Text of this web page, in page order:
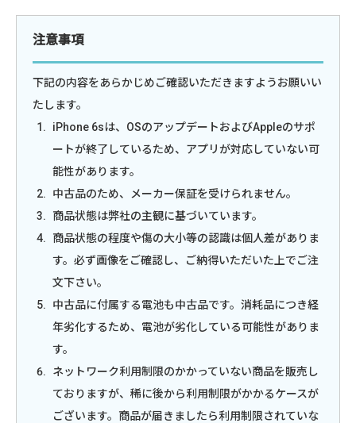
注意事項
下記の内容をあらかじめご確認いただきますようお願いい
たします。
iPhone 6sは、OSのアップデートおよびAppleのサポ
ートが終了しているため、アプリが対応していない可
能性があります。
中古品のため、メーカー保証を受けられません。
商品状態は弊社の主観に基づいています。
商品状態の程度や傷の大小等の認識は個人差がありま
す。必ず画像をご確認し、ご納得いただいた上でご注
文下さい。
中古品に付属する電池も中古品です。消耗品につき経
年劣化するため、電池が劣化している可能性がありま
す。
ネットワーク利用制限のかかっていない商品を販売し
ておりますが、稀に後から利用制限がかかるケースが
ございます。商品が届きましたら利用制限されていな